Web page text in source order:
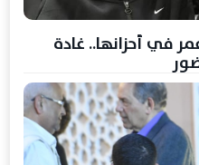
في أحزانها.. غادة